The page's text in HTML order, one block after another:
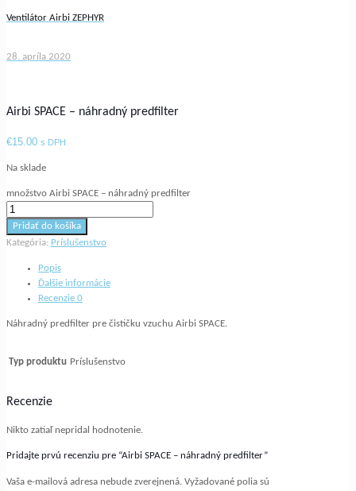
Ventilátor Airbi ZEPHYR
28. apríla 2020
Airbi SPACE – náhradný predfilter
€15.00 s DPH
Na sklade
množstvo Airbi SPACE – náhradný predfilter
Pridať do košíka
Kategória: Príslušenstvo
Popis
Ďalšie informácie
Recenzie 0
Náhradný predfilter pre čističku vzuchu Airbi SPACE.
Typ produktu Príslušenstvo
Recenzie
Nikto zatiaľ nepridal hodnotenie.
Pridajte prvú recenziu pre “Airbi SPACE – náhradný predfilter”
Vaša e-mailová adresa nebude zverejnená. Vyžadované polia sú